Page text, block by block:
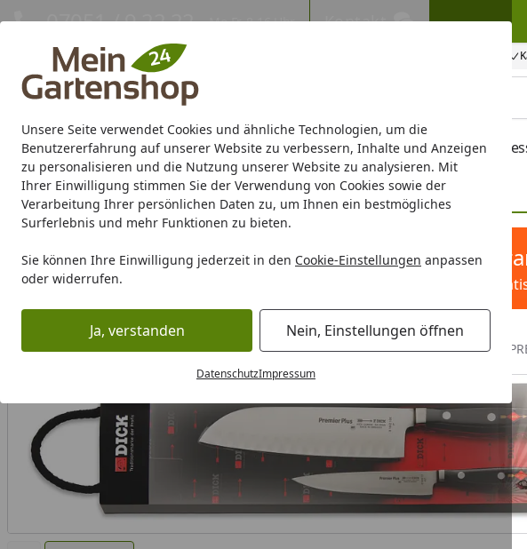
Unsere Seite verwendet Cookies und ähnliche Technologien, um die
Benutzererfahrung auf unserer Website zu verbessern, Inhalte und Anzeigen
zu personalisieren und die Nutzung unserer Website zu analysieren. Mit
Ihrer Einwilligung stimmen Sie der Verwendung von Cookies sowie der
Verarbeitung Ihrer persönlichen Daten zu, um Ihnen ein bestmögliches
Surferlebnis und mehr Funktionen zu bieten.
Sie können Ihre Einwilligung jederzeit in den Cookie-Einstellungen anpassen
oder widerrufen.
Ja, verstanden Nein, Einstellungen öffnen
DatenschutzImpressum
Eigene Montage-Teams
07051 / 9 22 22 Mo-Fr. 8-16 Uhr Kontakt
Gartenhaus Gerätehaus Gewächshaus Carport/Garage/Vordach
Marken Sale %
Karibu Pools inkl. gratis
Dein Traumpool im Sorglos-Paket: Filter&Pflege
Grill Grill Marken Dick Dick Serien Dick Premier Plus DICK Messerset